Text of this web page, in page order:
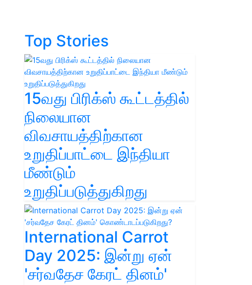
Top Stories
15வது பிரிக்ஸ் கூட்டத்தில்
நிலையான
விவசாயத்திற்கான
உறுதிப்பாட்டை இந்தியா
மீண்டும்
உறுதிப்படுத்துகிறது
International Carrot
Day 2025: இன்று ஏன்
'சர்வதேச கேரட் தினம்'